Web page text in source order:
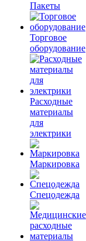
Пакеты
Торговое
оборудование
Расходные
материалы
для
электрики
Маркировка
Спецодежда